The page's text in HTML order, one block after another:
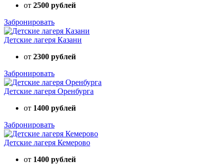
от 2500 рублей
Забронировать
Детские лагеря Казани
от 2300 рублей
Забронировать
Детские лагеря Оренбурга
от 1400 рублей
Забронировать
Детские лагеря Кемерово
от 1400 рублей